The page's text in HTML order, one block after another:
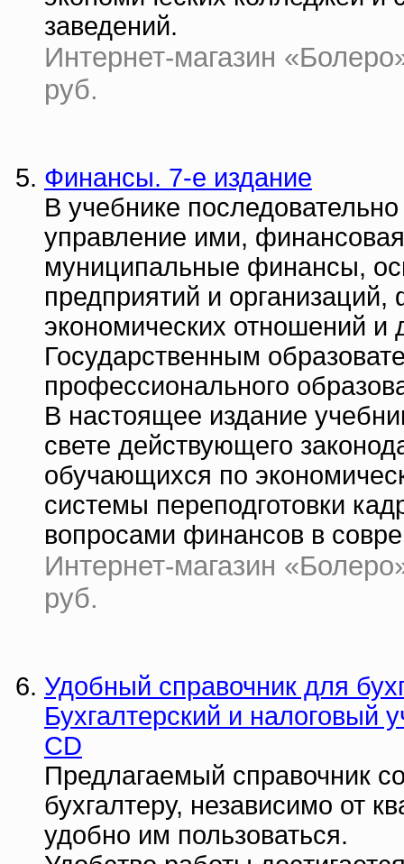
заведений.
Интернет-магазин
руб.
Финансы. 7-е издание
В учебнике
управление ими,
муниципальные финансы,
предприятий и
экономических отношений и
Государственным
профессионального
В настоящее издание
свете действующего
обучающихся по
системы переподготовки
вопросами финансов в
Интернет-магазин
руб.
Удобный справочник для
Бухгалтерский и налоговый
CD
Предлагаемый справочник
бухгалтеру, независимо от
удобно им пользоваться.